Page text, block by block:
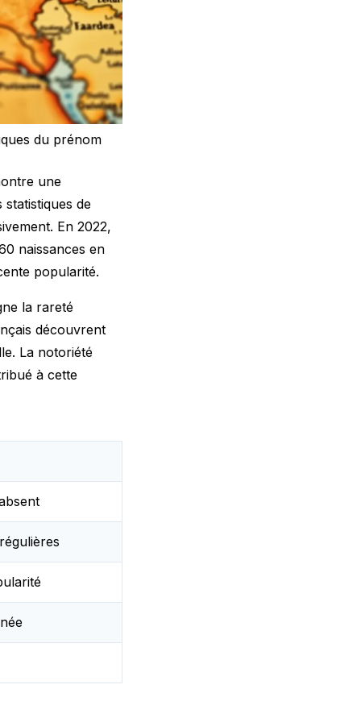
du prénom
une
de
En 2022,
naissances en
popularité.
la rareté
découvrent
La notoriété
à cette